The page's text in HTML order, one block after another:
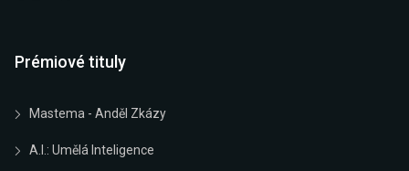
Prémiové tituly
Mastema - Anděl Zkázy
A.I.: Umělá Inteligence